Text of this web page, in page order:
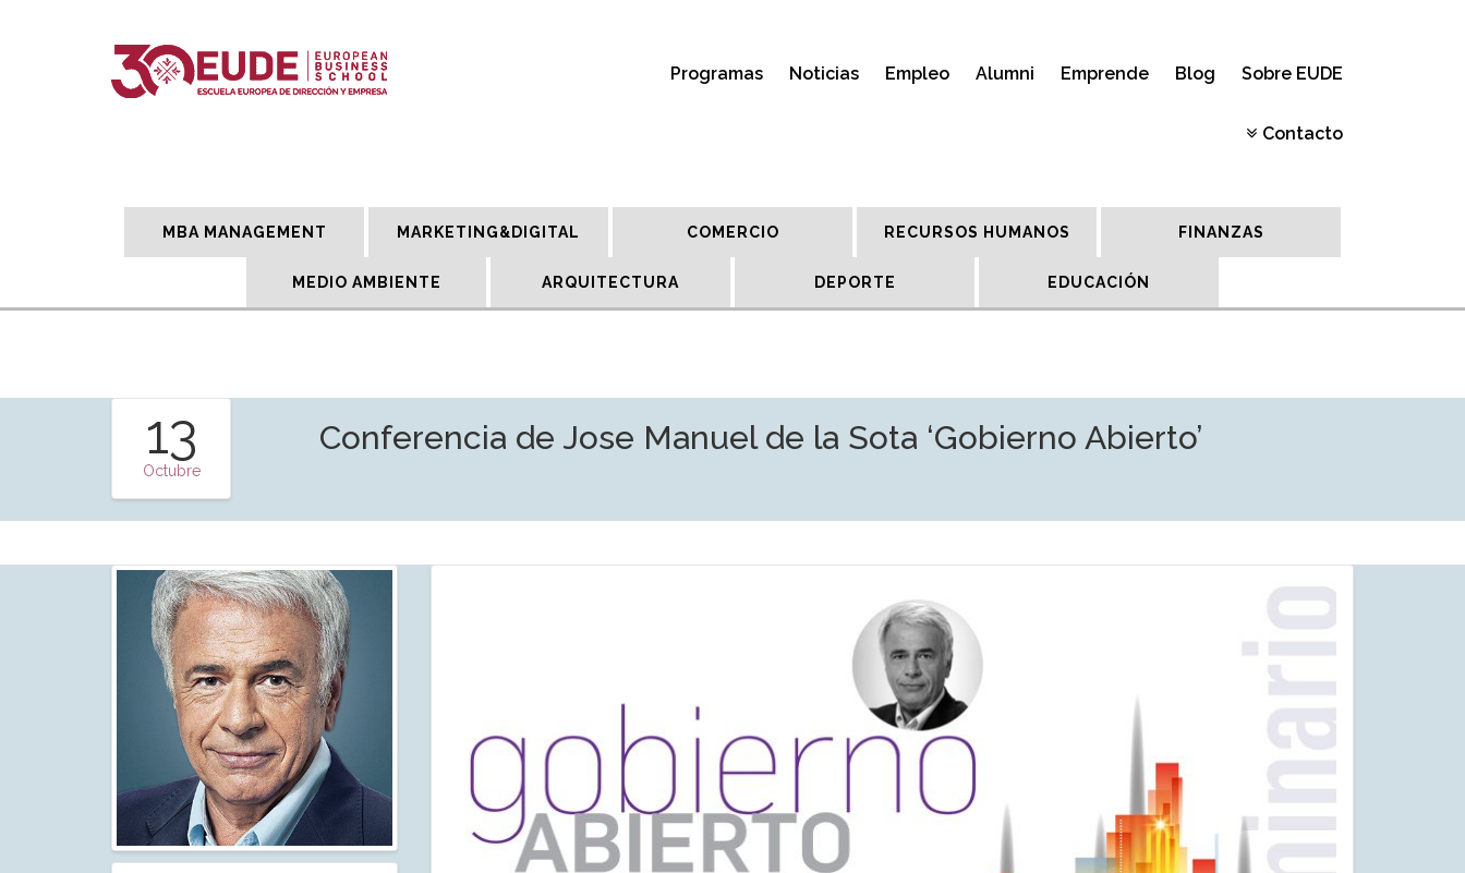
Programas Noticias Empleo Alumni Emprende Blog Sobre EUDE
Contacto
MBA MANAGEMENT MARKETING&DIGITAL COMERCIO RECURSOS HUMANOS FINANZAS
MEDIO AMBIENTE ARQUITECTURA DEPORTE EDUCACIÓN
13
Octubre
Conferencia de Jose Manuel de la Sota ‘Gobierno Abierto’